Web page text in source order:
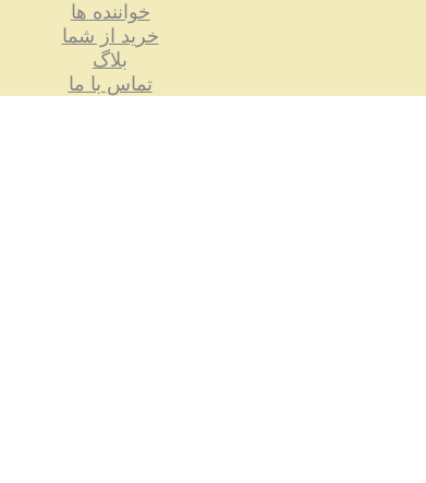
خواننده ها
خرید از شما
بلاگ
تماس با ما